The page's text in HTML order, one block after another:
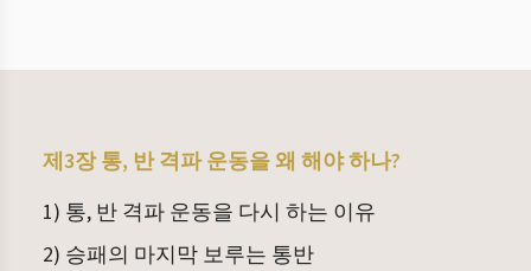
제3장 통, 반 격파 운동을 왜 해야 하나?
1) 통, 반 격파 운동을 다시 하는 이유
2) 승패의 마지막 보루는 통반